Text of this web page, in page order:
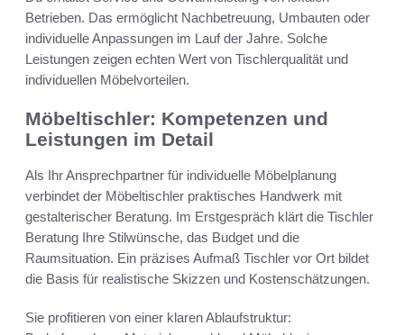
Betrieben. Das ermöglicht Nachbetreuung, Umbauten oder
individuelle Anpassungen im Lauf der Jahre. Solche
Leistungen zeigen echten Wert von Tischlerqualität und
individuellen Möbelvorteilen.
Möbeltischler: Kompetenzen und
Leistungen im Detail
Als Ihr Ansprechpartner für individuelle Möbelplanung
verbindet der Möbeltischler praktisches Handwerk mit
gestalterischer Beratung. Im Erstgespräch klärt die Tischler
Beratung Ihre Stilwünsche, das Budget und die
Raumsituation. Ein präzises Aufmaß Tischler vor Ort bildet
die Basis für realistische Skizzen und Kostenschätzungen.
Sie profitieren von einer klaren Ablaufstruktur: